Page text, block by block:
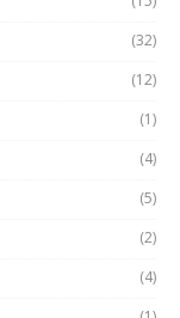
(32)
(12)
(1)
(4)
(5)
(2)
(4)